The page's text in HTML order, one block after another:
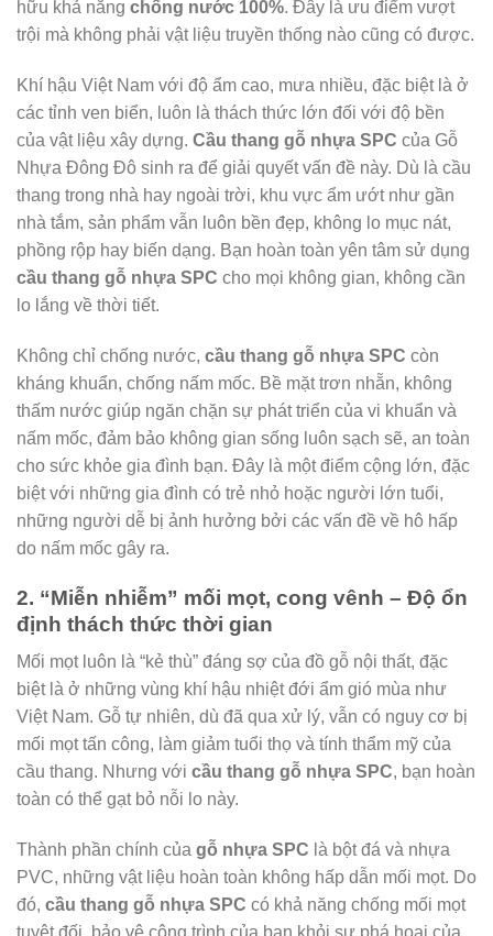
hữu khả năng chống nước 100%. Đây là ưu điểm vượt
trội mà không phải vật liệu truyền thống nào cũng có được.
Khí hậu Việt Nam với độ ẩm cao, mưa nhiều, đặc biệt là ở
các tỉnh ven biển, luôn là thách thức lớn đối với độ bền
của vật liệu xây dựng. Cầu thang gỗ nhựa SPC của Gỗ
Nhựa Đông Đô sinh ra để giải quyết vấn đề này. Dù là cầu
thang trong nhà hay ngoài trời, khu vực ẩm ướt như gần
nhà tắm, sản phẩm vẫn luôn bền đẹp, không lo mục nát,
phồng rộp hay biến dạng. Bạn hoàn toàn yên tâm sử dụng
cầu thang gỗ nhựa SPC cho mọi không gian, không cần
lo lắng về thời tiết.
Không chỉ chống nước, cầu thang gỗ nhựa SPC còn
kháng khuẩn, chống nấm mốc. Bề mặt trơn nhẵn, không
thấm nước giúp ngăn chặn sự phát triển của vi khuẩn và
nấm mốc, đảm bảo không gian sống luôn sạch sẽ, an toàn
cho sức khỏe gia đình bạn. Đây là một điểm cộng lớn, đặc
biệt với những gia đình có trẻ nhỏ hoặc người lớn tuổi,
những người dễ bị ảnh hưởng bởi các vấn đề về hô hấp
do nấm mốc gây ra.
2. “Miễn nhiễm” mối mọt, cong vênh – Độ ổn
định thách thức thời gian
Mối mọt luôn là “kẻ thù” đáng sợ của đồ gỗ nội thất, đặc
biệt là ở những vùng khí hậu nhiệt đới ẩm gió mùa như
Việt Nam. Gỗ tự nhiên, dù đã qua xử lý, vẫn có nguy cơ bị
mối mọt tấn công, làm giảm tuổi thọ và tính thẩm mỹ của
cầu thang. Nhưng với cầu thang gỗ nhựa SPC, bạn hoàn
toàn có thể gạt bỏ nỗi lo này.
Thành phần chính của gỗ nhựa SPC là bột đá và nhựa
PVC, những vật liệu hoàn toàn không hấp dẫn mối mọt. Do
đó, cầu thang gỗ nhựa SPC có khả năng chống mối mọt